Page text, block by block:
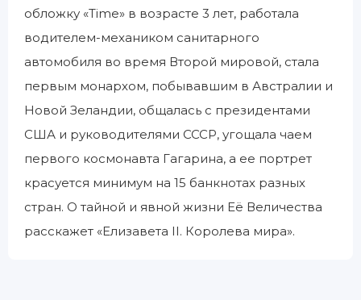
обложку «Time» в возрасте 3 лет, работала
водителем-механиком санитарного
автомобиля во время Второй мировой, стала
первым монархом, побывавшим в Австралии и
Новой Зеландии, общалась с президентами
США и руководителями СССР, угощала чаем
первого космонавта Гагарина, а ее портрет
красуется минимум на 15 банкнотах разных
стран. О тайной и явной жизни Её Величества
расскажет «Елизавета II. Королева мира».